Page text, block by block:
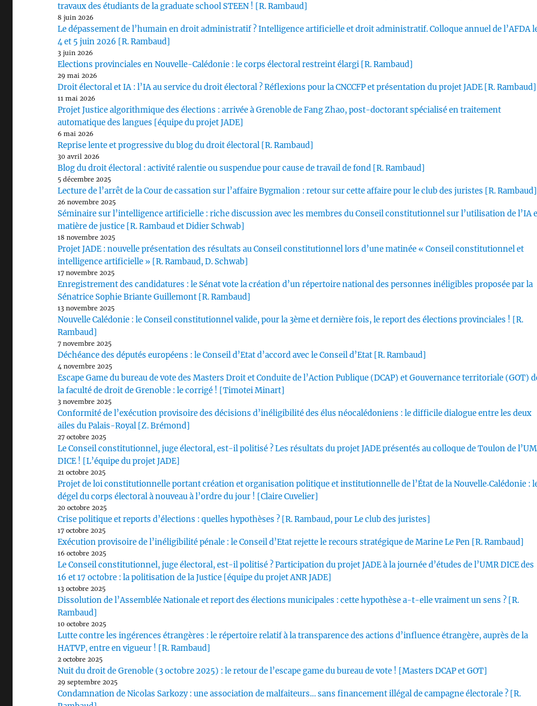
travaux des étudiants de la graduate school STEEN ! [R. Rambaud]
8 juin 2026
Le dépassement de l’humain en droit administratif ? Intelligence artificielle et droit administratif. Colloque annuel de l’AFDA
4 et 5 juin 2026 [R. Rambaud]
3 juin 2026
Elections provinciales en Nouvelle-Calédonie : le corps électoral restreint élargi [R. Rambaud]
29 mai 2026
Droit électoral et IA : l’IA au service du droit électoral ? Réflexions pour la CNCCFP et présentation du projet JADE [R. Rambaud]
11 mai 2026
Projet Justice algorithmique des élections : arrivée à Grenoble de Fang Zhao, post-doctorant spécialisé en traitement
automatique des langues [équipe du projet JADE]
6 mai 2026
Reprise lente et progressive du blog du droit électoral [R. Rambaud]
30 avril 2026
Blog du droit électoral : activité ralentie ou suspendue pour cause de travail de fond [R. Rambaud]
5 décembre 2025
Lecture de l’arrêt de la Cour de cassation sur l’affaire Bygmalion : retour sur cette affaire pour le club des juristes [R. Rambaud]
26 novembre 2025
Séminaire sur l’intelligence artificielle : riche discussion avec les membres du Conseil constitutionnel sur l’utilisation de l’IA
matière de justice [R. Rambaud et Didier Schwab]
18 novembre 2025
Projet JADE : nouvelle présentation des résultats au Conseil constitutionnel lors d’une matinée « Conseil constitutionnel et
intelligence artificielle » [R. Rambaud, D. Schwab]
17 novembre 2025
Enregistrement des candidatures : le Sénat vote la création d’un répertoire national des personnes inéligibles proposée par la
Sénatrice Sophie Briante Guillemont [R. Rambaud]
13 novembre 2025
Nouvelle Calédonie : le Conseil constitutionnel valide, pour la 3ème et dernière fois, le report des élections provinciales ! [R.
Rambaud]
7 novembre 2025
Déchéance des députés européens : le Conseil d’Etat d’accord avec le Conseil d’Etat [R. Rambaud]
4 novembre 2025
Escape Game du bureau de vote des Masters Droit et Conduite de l’Action Publique (DCAP) et Gouvernance territoriale (GOT)
la faculté de droit de Grenoble : le corrigé ! [Timotei Minart]
3 novembre 2025
Conformité de l’exécution provisoire des décisions d’inéligibilité des élus néocalédoniens : le difficile dialogue entre les deux
ailes du Palais-Royal [Z. Brémond]
27 octobre 2025
Le Conseil constitutionnel, juge électoral, est-il politisé ? Les résultats du projet JADE présentés au colloque de Toulon de
DICE ! [L’équipe du projet JADE]
21 octobre 2025
Projet de loi constitutionnelle portant création et organisation politique et institutionnelle de l’État de la Nouvelle‑Calédonie :
dégel du corps électoral à nouveau à l’ordre du jour ! [Claire Cuvelier]
20 octobre 2025
Crise politique et reports d’élections : quelles hypothèses ? [R. Rambaud, pour Le club des juristes]
17 octobre 2025
Exécution provisoire de l’inéligibilité pénale : le Conseil d’Etat rejette le recours stratégique de Marine Le Pen [R. Rambaud]
16 octobre 2025
Le Conseil constitutionnel, juge électoral, est-il politisé ? Participation du projet JADE à la journée d’études de l’UMR DICE des
16 et 17 octobre : la politisation de la Justice [équipe du projet ANR JADE]
13 octobre 2025
Dissolution de l’Assemblée Nationale et report des élections municipales : cette hypothèse a-t-elle vraiment un sens ? [R.
Rambaud]
10 octobre 2025
Lutte contre les ingérences étrangères : le répertoire relatif à la transparence des actions d’influence étrangère, auprès de la
HATVP, entre en vigueur ! [R. Rambaud]
2 octobre 2025
Nuit du droit de Grenoble (3 octobre 2025) : le retour de l’escape game du bureau de vote ! [Masters DCAP et GOT]
29 septembre 2025
Condamnation de Nicolas Sarkozy : une association de malfaiteurs… sans financement illégal de campagne électorale ? [R.